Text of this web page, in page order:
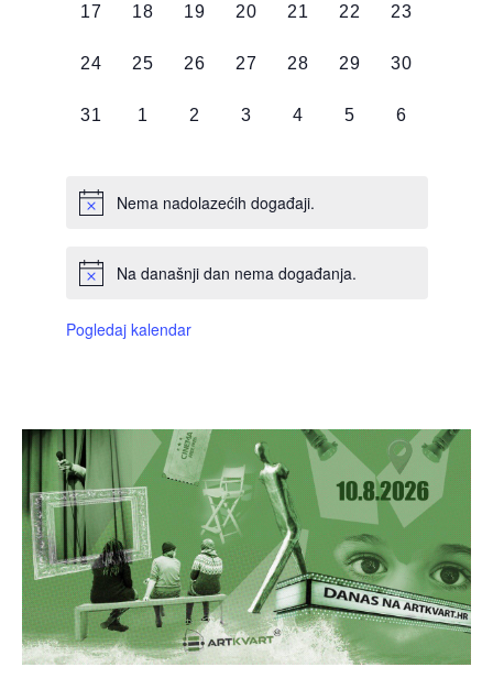
0
17
0
18
0
19
0
20
0
21
0
22
0
23
0
24
0
25
0
26
0
27
0
28
0
29
0
30
0
31
0
1
0
2
0
3
0
4
0
5
0
6
Nema nadolazećih događaji.
Na današnji dan nema događanja.
Pogledaj kalendar